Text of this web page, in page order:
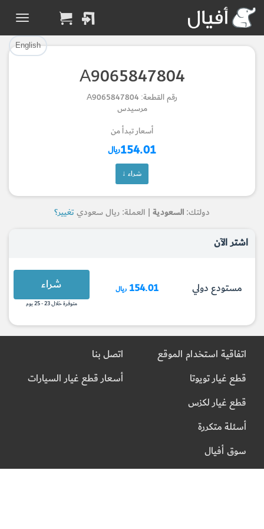
English
A9065847804
رقم القطعة: A9065847804
مرسيدس
أسعار تبدأ من
154.01ريال
شراء ↓
دولتك: السعودية | العملة: ريال سعوديتغيير؟
اشتر الآن
مستودع دولي 154.01 ريال شراء
متوفرة خلال 23 - 25 يوم
تم إضافة القطعة بنجاح.
الرجوع لصفحة البحث
Part Successfully
Selected
Return to Search Page
تم إضافة القطعة للسلة بنجاح.
إتمام عملية الشراء
Part Added to Cart
Checkout
اتفاقية استخدام الموقع
قطع غيار تويوتا
قطع غيار لكزس
أسئلة متكررة
سوق أفيال
اتصل بنا
أسعار قطع غيار السيارات